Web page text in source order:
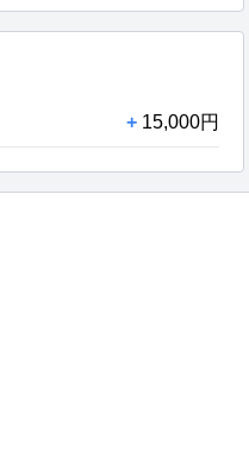
+ 15,000円